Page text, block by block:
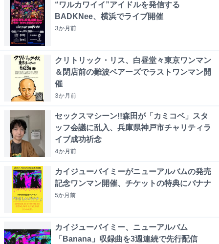
“ワルカワイイ”アイドルを発信する
BADKNee、横浜でライブ開催
3か月前
クリトリック・リス、白昼堂々東京ワンマン
＆閉店前の難波ベアーズでラストワンマン開
催
3か月前
セックスマシーン!!森田が「カミコベ」スタ
ッフ会議に乱入、兵庫県神戸市チャリティラ
イブ成功祈念
4か月前
カイジューバイミーがニューアルバムの発売
記念ワンマン開催、チケットの特典にバナナ
5か月前
カイジューバイミー、ニューアルバム
「Banana」収録曲を3週連続で先行配信